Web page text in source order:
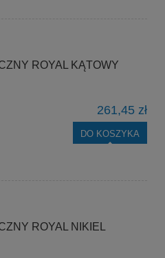
ROYAL KĄTOWY
261,45 zł
DO KOSZYKA
ROYAL NIKIEL